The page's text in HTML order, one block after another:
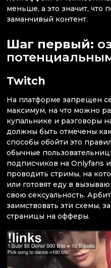
меньше, а это значит, что
заманчивый контент.
Шаг первый:
Twitch
На платформе запрещен
максимум, на что можно
купальнике и разговоры
должны быть отмечены
способы обойти это
обычные
подписчиков на Onlyfans
проводить стримы, на
или готовят еду в
свою сексуальность.
заимствовать эти схемы,
страницы на офферы.